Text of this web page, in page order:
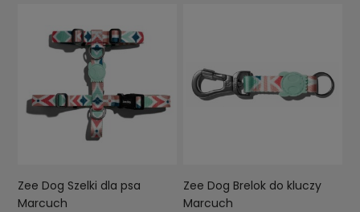
Zee Dog Szelki dla psa
Marcuch
Zee Dog Brelok do kluczy
Marcuch